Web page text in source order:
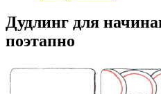
Дудлинг для
поэтапно